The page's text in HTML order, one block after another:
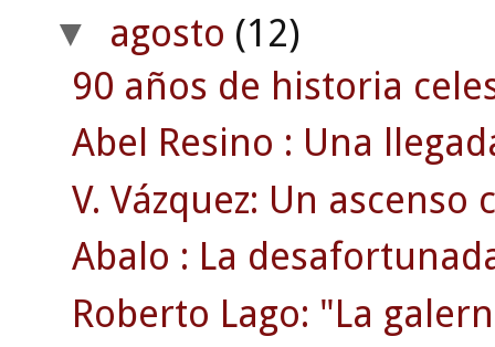
▼ agosto (12)
90 años de historia
Abel Resino : Una
V. Vázquez: Un ascenso
Abalo : La
Roberto Lago: "La